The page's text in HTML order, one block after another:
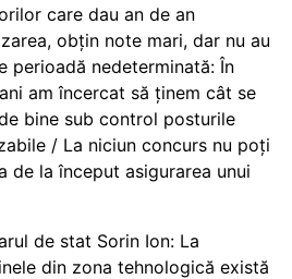
care dau an de an
obțin note mari, dar nu au
perioadă nedeterminată: În
am încercat să ținem cât se
bine sub control posturile
/ La niciun concurs nu poți
de la început asigurarea unui
de stat Sorin Ion: La
din zona tehnologică există